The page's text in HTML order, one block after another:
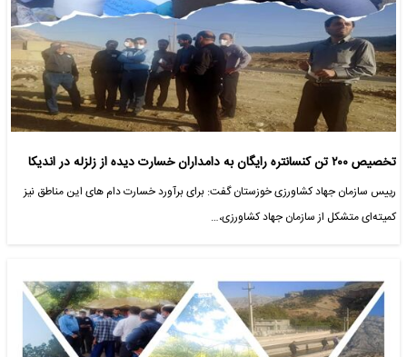
تخصیص ۲۰۰ تن کنسانتره رایگان به دامداران خسارت دیده از زلزله در اندیکا
رییس سازمان جهاد کشاورزی خوزستان گفت: برای برآورد خسارت دام های این مناطق نیز
کمیته‌ای متشکل از سازمان جهاد کشاورزی،…